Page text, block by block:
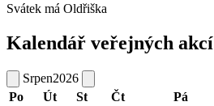
Svátek má Oldřiška
Kalendář veřejných akcí
Srpen2026
Po
Út St Čt Pá